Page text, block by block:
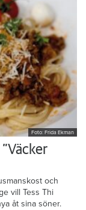
Foto: Frida Ekman
och
vill Tess Thi
åt sina söner.